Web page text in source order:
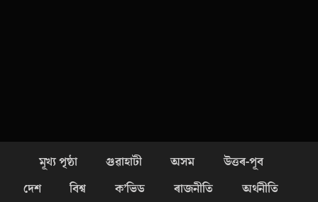
মূখ্য পৃষ্ঠা গুৱাহাটী অসম
উত্তৰ-পূব
দেশ
বিশ্ব ক’ভিড ৰাজনীতি অৰ্থনীতি